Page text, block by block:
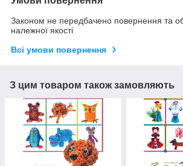
Законом не передбачено повернення та
належної якості
Всі умови повернення
З цим товаром також замовляють